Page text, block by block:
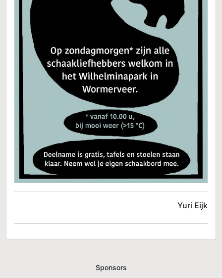
Yuri Eijk
Sponsors